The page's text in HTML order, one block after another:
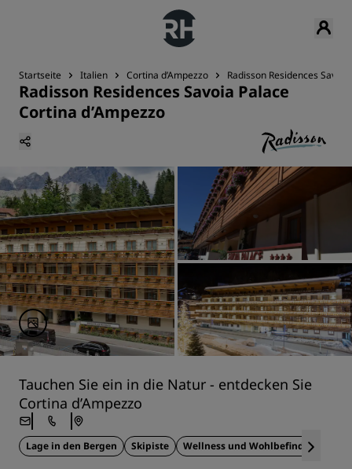
Startseite Italien Cortina d’Ampezzo Radisson Residences
Radisson Residences Savoia Palace
Cortina d’Ampezzo
Tauchen Sie ein in die Natur - entdecken Sie
Cortina d’Ampezzo
Lage in den Bergen Skipiste Wellness und Wohlbefinden